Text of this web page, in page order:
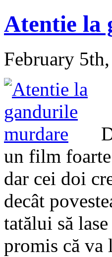
Atentie la
February
un film foarte
dar cei doi
decât
tatălui să
promis că va